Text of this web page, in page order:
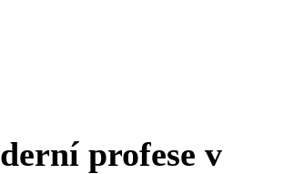
profese v